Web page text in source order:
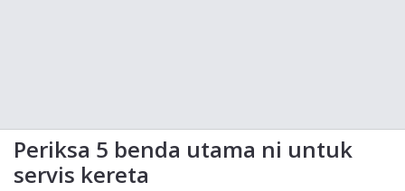
Periksa 5 benda utama ni untuk
servis kereta